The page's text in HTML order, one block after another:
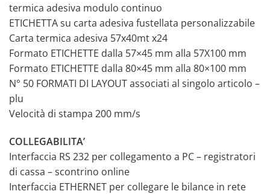
termica adesiva modulo continuo
ETICHETTA su carta adesiva fustellata personalizzabile
Carta termica adesiva 57x40mt x24
Formato ETICHETTE dalla 57×45 mm alla 57X100 mm
Formato ETICHETTE dalla 80×45 mm alla 80×100 mm
N° 50 FORMATI DI LAYOUT associati al singolo articolo –
plu
Velocità di stampa 200 mm/s
COLLEGABILITA’
Interfaccia RS 232 per collegamento a PC – registratori
di cassa – scontrino online
Interfaccia ETHERNET per collegare le bilance in rete